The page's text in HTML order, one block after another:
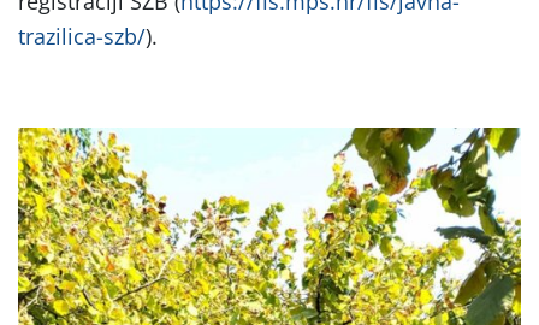
trazilica-szb/).